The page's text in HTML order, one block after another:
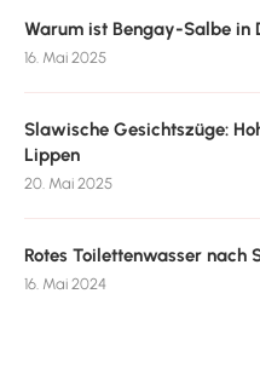
Warum ist Bengay-Salbe in
16. Mai 2025
Slawische Gesichtszüge:
Lippen
20. Mai 2025
Rotes Toilettenwasser nach
16. Mai 2024